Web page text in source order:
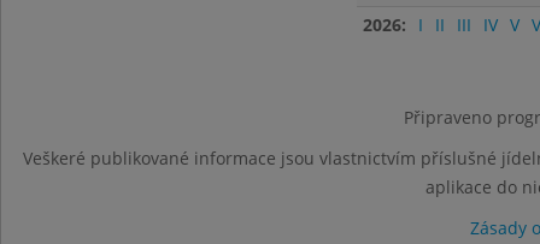
2026:
I II III IV V
Připraveno
Veškeré publikované informace jsou vlastnictvím příslušné
aplikace do
Zásady